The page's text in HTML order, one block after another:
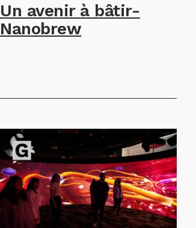
Un avenir à bâtir-
Nanobrew